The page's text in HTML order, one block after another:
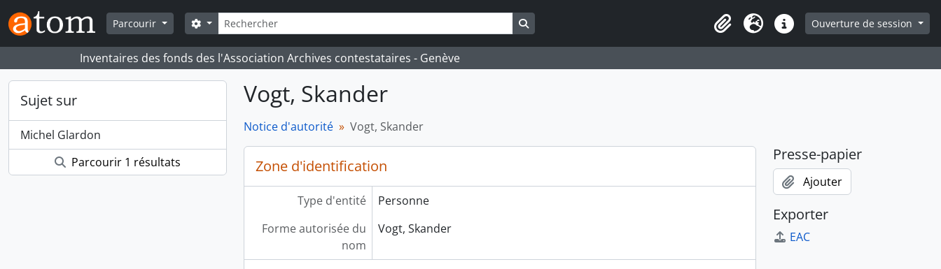
Skip to main content
Parcourir
Rechercher
Search options
Presse-papier
LangueLiens rapidesOuverture de session
Inventaires des fonds des l'Association Archives contestataires - Genève
Sujet sur
Michel Glardon
Parcourir 1 résultats
Vogt, Skander
Notice d'autorité Vogt, Skander
Zone d'identification
Type d'entité
Personne
Forme autorisée du
nom
Vogt, Skander
Presse-papier
Ajouter
Exporter
EAC